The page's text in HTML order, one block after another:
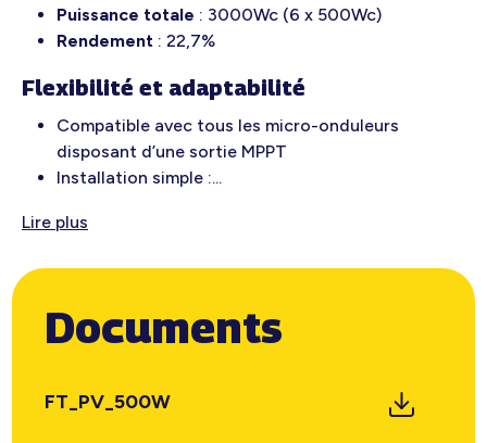
Puissance totale : 3000Wc (6 x 500Wc)
Rendement : 22,7%
Flexibilité et adaptabilité
Compatible avec tous les micro-onduleurs
disposant d’une sortie MPPT
Installation simple :...
Lire plus
Documents
FT_PV_500W